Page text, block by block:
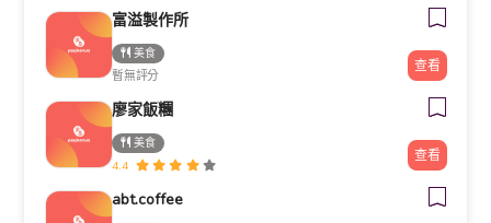
富溢製作所
美食
暫無評分
查看
廖家飯糰
美食
4.4
查看
abt.coffee